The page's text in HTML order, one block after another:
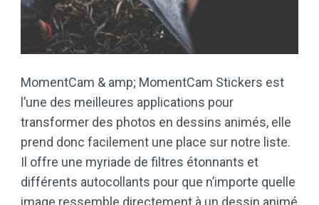
MomentCam & amp; MomentCam Stickers est
l’une des meilleures applications pour
transformer des photos en dessins animés, elle
prend donc facilement une place sur notre liste.
Il offre une myriade de filtres étonnants et
différents autocollants pour que n’importe quelle
image ressemble directement à un dessin animé